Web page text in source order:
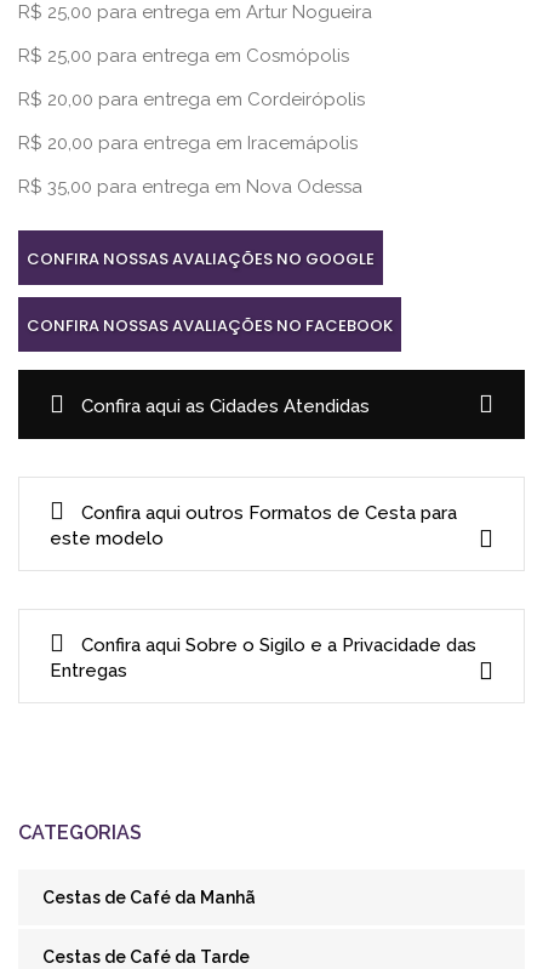
R$ 25,00 para entrega em Artur Nogueira
R$ 25,00 para entrega em Cosmópolis
R$ 20,00 para entrega em Cordeirópolis
R$ 20,00 para entrega em Iracemápolis
R$ 35,00 para entrega em Nova Odessa
CONFIRA NOSSAS AVALIAÇÕES NO GOOGLE
CONFIRA NOSSAS AVALIAÇÕES NO FACEBOOK
Confira aqui as Cidades Atendidas
Confira aqui outros Formatos de Cesta para
este modelo
Confira aqui Sobre o Sigilo e a Privacidade das
Entregas
CATEGORIAS
Cestas de Café da Manhã
Cestas de Café da Tarde